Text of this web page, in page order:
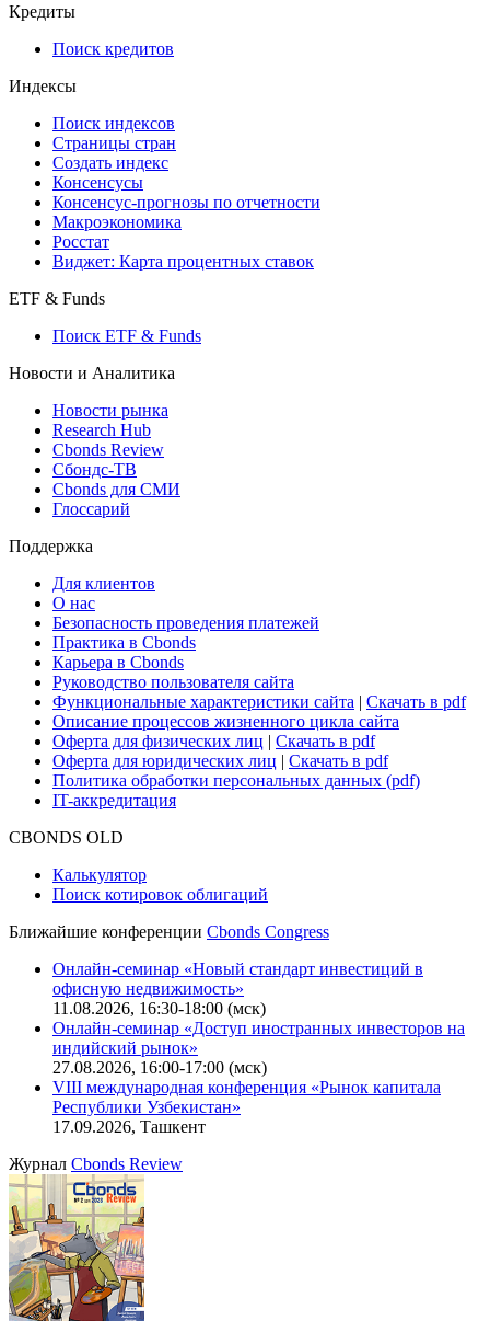
Кредиты
Поиск кредитов
Индексы
Поиск индексов
Страницы стран
Создать индекс
Консенсусы
Консенсус-прогнозы по отчетности
Макроэкономика
Росстат
Виджет: Карта процентных ставок
ETF & Funds
Поиск ETF & Funds
Новости и Аналитика
Новости рынка
Research Hub
Cbonds Review
Сбондс-ТВ
Cbonds для СМИ
Глоссарий
Поддержка
Для клиентов
О нас
Безопасность проведения платежей
Практика в Cbonds
Карьера в Cbonds
Руководство пользователя сайта
Функциональные характеристики сайта | Скачать в pdf
Описание процессов жизненного цикла сайта
Оферта для физических лиц | Скачать в pdf
Оферта для юридических лиц | Скачать в pdf
Политика обработки персональных данных (pdf)
IT-аккредитация
CBONDS OLD
Калькулятор
Поиск котировок облигаций
Ближайшие конференции Cbonds Congress
Онлайн-семинар «Новый стандарт инвестиций в
офисную недвижимость»
11.08.2026, 16:30-18:00 (мск)
Онлайн-семинар «Доступ иностранных инвесторов на
индийский рынок»
27.08.2026, 16:00-17:00 (мск)
VIII международная конференция «Рынок капитала
Республики Узбекистан»
17.09.2026, Ташкент
Журнал Cbonds Review